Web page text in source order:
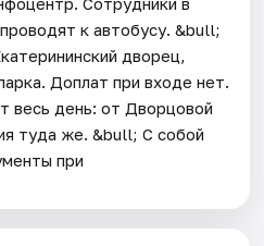
к автобусу. &bull;
дворец,
Доплат при входе нет.
весь день: от Дворцовой
туда же. &bull; С собой
при